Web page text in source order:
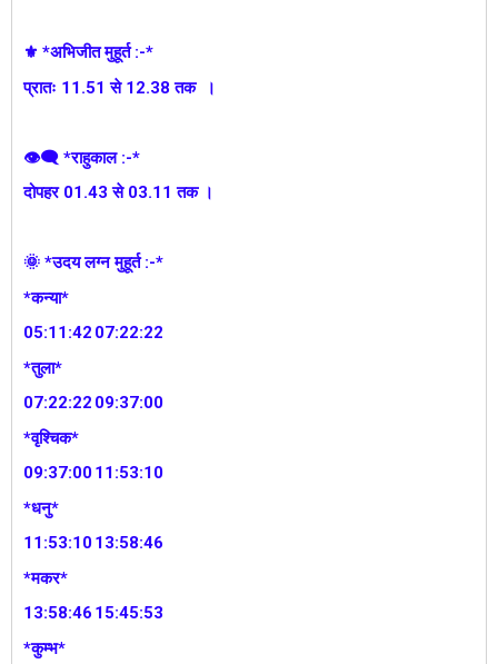
⚜️ *अभिजीत मुहूर्त :-*
प्रातः 11.51 से 12.38 तक ।
👁‍🗨 *राहुकाल :-*
दोपहर 01.43 से 03.11 तक ।
🌞 *उदय लग्न मुहूर्त :-*
*कन्या*
05:11:42 07:22:22
*तुला*
07:22:22 09:37:00
*वृश्चिक*
09:37:0011:53:10
*धनु*
11:53:1013:58:46
*मकर*
13:58:46 15:45:53
*कुम्भ*